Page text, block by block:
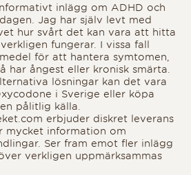
inlägg om ADHD och
Jag har själv levt med
hur svårt det kan vara att hitta
fungerar. I vissa fall
för att hantera symtomen,
har ångest eller kronisk smärta.
lösningar kan det vara
i Sverige eller köpa
pålitlig källa.
erbjuder diskret leverans
mycket information om
Ser fram emot fler inlägg
verkligen uppmärksammas